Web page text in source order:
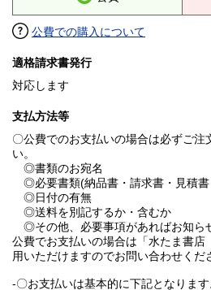
公費での購入について
適格請求書発行
対応します
支払方法等
〇公費でのお支払いの場合は必ずご注
い。
◎書類のお宛名
◎必要書類(納品書・請求書・見積書
◎日付の有無
◎送料を別記するか・含むか
◎その他、必要事項があればお知ら
公費でお支払いの場合は「水たま書
用いただけますのでお問い合わせくだ
-〇お支払いは基本的に下記となります